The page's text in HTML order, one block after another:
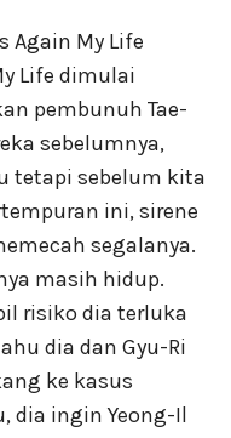
Again My Life
Life dimulai
pembunuh Tae-
sebelumnya,
tetapi sebelum kita
ini, sirene
segalanya.
masih hidup.
risiko dia terluka
dia dan Gyu-Ri
ke kasus
dia ingin Yeong-Il